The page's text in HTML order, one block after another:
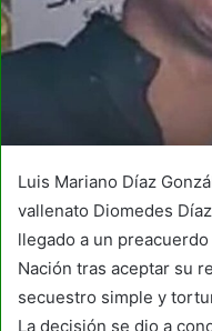
Luis Mariano Díaz
vallenato Diomedes
llegado a un
Nación tras aceptar su
secuestro simple y
La decisión se dio a